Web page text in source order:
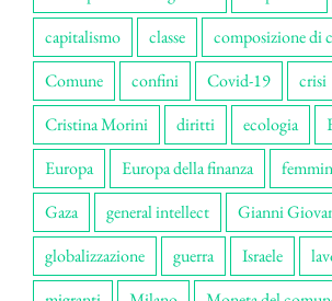
capitalismo
classe
composizione di
Comune
confini Covid-19 crisi
Cristina Morini
diritti ecologia
Europa
Europa della finanza
Gaza
general intellect
Gianni
globalizzazione
guerra Israele